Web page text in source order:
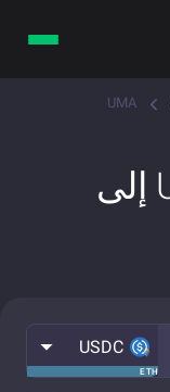
UMA
التبادل الفوري USDC إلى
ETH
USDC